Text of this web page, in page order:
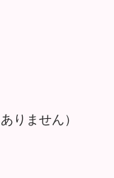
りません）